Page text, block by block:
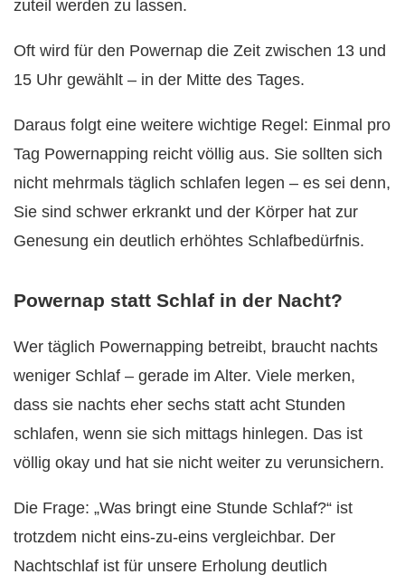
zuteil werden zu lassen.
Oft wird für den Powernap die Zeit zwischen 13 und
15 Uhr gewählt – in der Mitte des Tages.
Daraus folgt eine weitere wichtige Regel: Einmal pro
Tag Powernapping reicht völlig aus. Sie sollten sich
nicht mehrmals täglich schlafen legen – es sei denn,
Sie sind schwer erkrankt und der Körper hat zur
Genesung ein deutlich erhöhtes Schlafbedürfnis.
Powernap statt Schlaf in der Nacht?
Wer täglich Powernapping betreibt, braucht nachts
weniger Schlaf – gerade im Alter. Viele merken,
dass sie nachts eher sechs statt acht Stunden
schlafen, wenn sie sich mittags hinlegen. Das ist
völlig okay und hat sie nicht weiter zu verunsichern.
Die Frage: „Was bringt eine Stunde Schlaf?“ ist
trotzdem nicht eins-zu-eins vergleichbar. Der
Nachtschlaf ist für unsere Erholung deutlich